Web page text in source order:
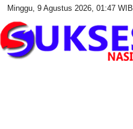
Minggu, 9 Agustus 2026, 01:47 WIB